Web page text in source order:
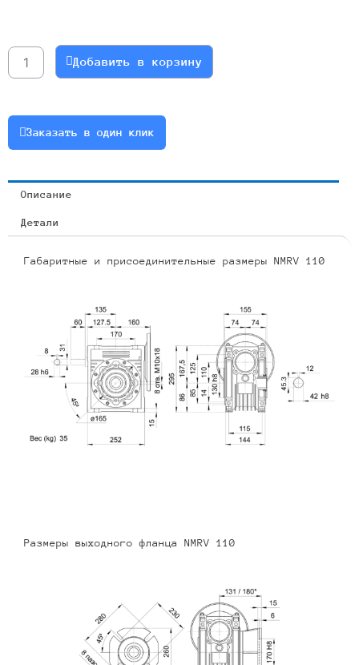
NMRV110-
20-
Добавить в корзину
Заказать в один клик
Описание
Детали
Габаритные и присоединительные размеры NMRV 110
Размеры выходного фланца NMRV 110